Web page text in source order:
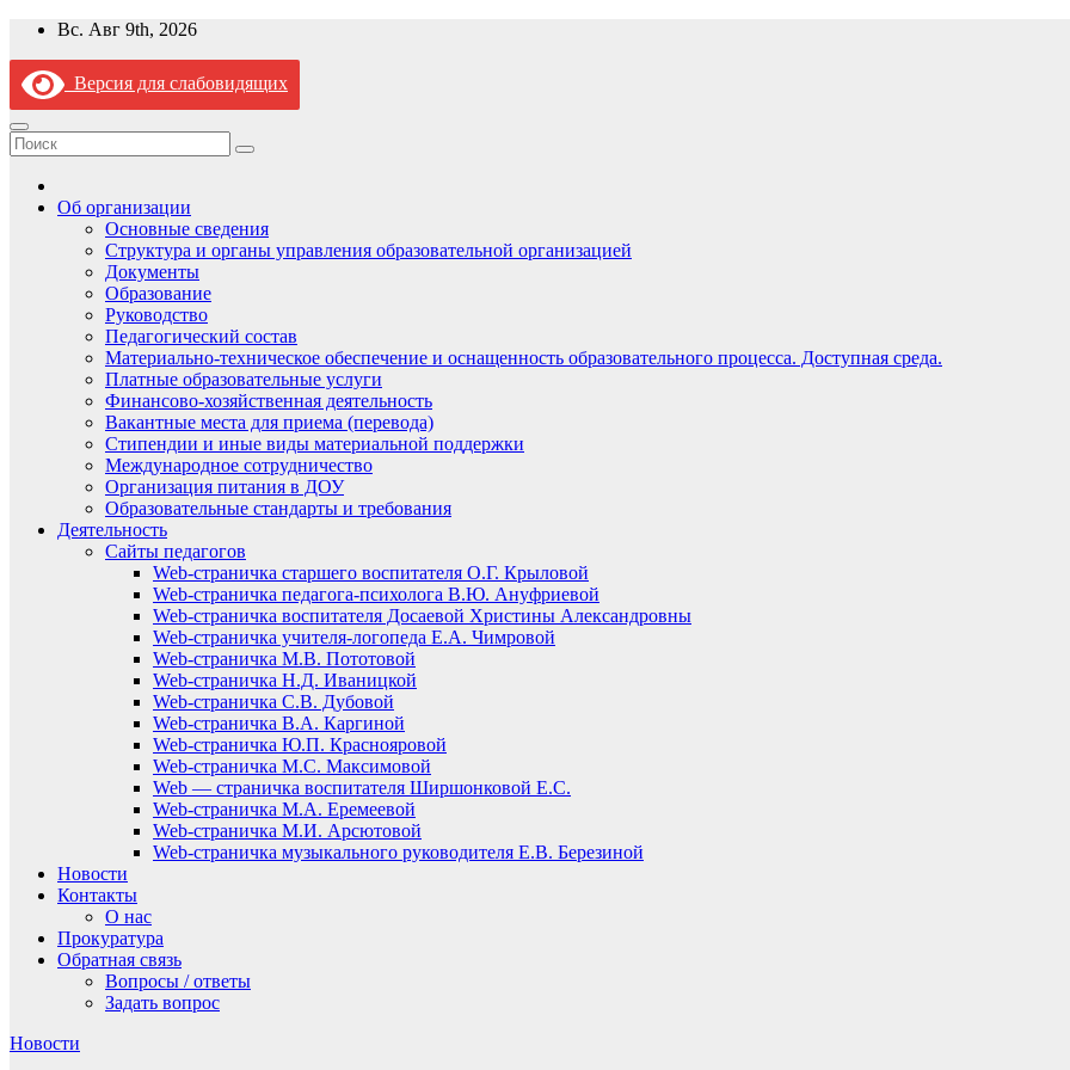
Перейти
содержимому
Вс. Авг 9th, 2026
Версия для слабовидящих
Об организации
Основные сведения
Структура и органы управления образовательной организацией
Документы
Образование
Руководство
Педагогический состав
Материально-техническое обеспечение и оснащенность образовательного процесса. Доступная среда.
Платные образовательные услуги
Финансово-хозяйственная деятельность
Вакантные места для приема (перевода)
Стипендии и иные виды материальной поддержки
Международное сотрудничество
Организация питания в ДОУ
Образовательные стандарты и требования
Деятельность
Сайты педагогов
Web-страничка старшего воспитателя О.Г. Крыловой
Web-страничка педагога-психолога В.Ю. Ануфриевой
Web-страничка воспитателя Досаевой Христины Александровны
Web-страничка учителя-логопеда Е.А. Чимровой
Web-страничка М.В. Пототовой
Web-страничка Н.Д. Иваницкой
Web-страничка С.В. Дубовой
Web-страничка В.А. Каргиной
Web-страничка Ю.П. Краснояровой
Web-страничка М.С. Максимовой
Web — страничка воспитателя Ширшонковой Е.С.
Web-страничка М.А. Еремеевой
Web-страничка М.И. Арсютовой
Web-страничка музыкального руководителя Е.В. Березиной
Новости
Контакты
О нас
Прокуратура
Обратная связь
Вопросы / ответы
Задать вопрос
Новости